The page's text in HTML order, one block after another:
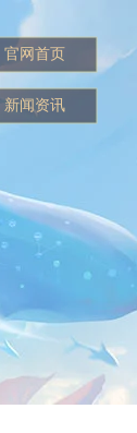
官网首页
新闻资讯